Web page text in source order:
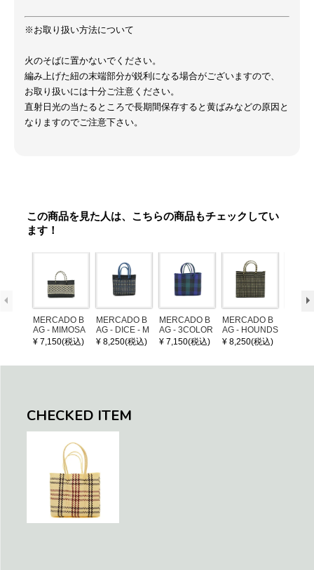
※お取り扱い方法について
火のそばに置かないでください。
編み上げた紐の末端部分が鋭利になる場合がございますので、
お取り扱いには十分ご注意ください。
直射日光の当たるところで長期間保存すると黄ばみなどの原因と
なりますのでご注意下さい。
この商品を見た人は、こちらの商品もチェックしてい
ます！
MERCADO B
AG - MIMOSA
- Black / Crea
¥ 7,150(税込)
MERCADO B
AG - DICE - M
OSAIC - Black
¥ 8,250(税込)
MERCADO B
AG - 3COLOR
S CHECK - Bl
¥ 7,150(税込)
MERCADO B
AG - HOUNDS
TOOTH - Blac
¥ 8,250(税込)
CHECKED ITEM